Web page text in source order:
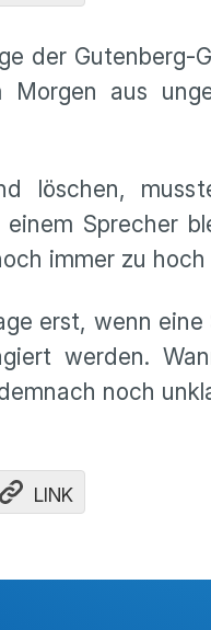
der Gutenberg-
aus
löschen,
Sprecher
immer zu hoch
erst, wenn
werden.
noch
LINK